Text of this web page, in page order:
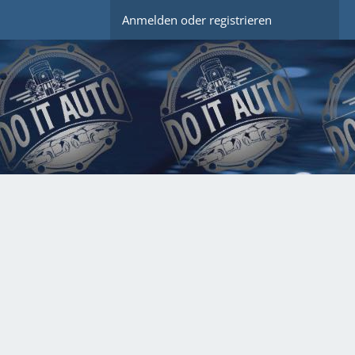
Anmelden oder registrieren